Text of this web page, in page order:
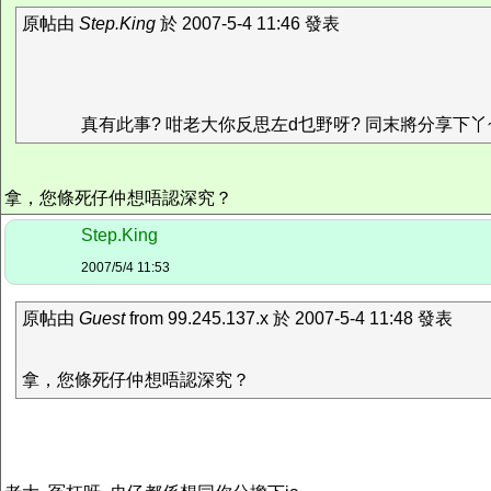
原帖由 Step.King 於 2007-5-4 11:46 發表
真有此事? 咁老大你反思左d乜野呀? 同末將分享下丫
拿，您條死仔仲想唔認深究？
Step.King
2007/5/4 11:53
原帖由 Guestfrom 99.245.137.x 於 2007-5-4 11:48 發表
拿，您條死仔仲想唔認深究？